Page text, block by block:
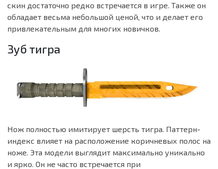
скин достаточно редко встречается в игре. Также он
обладает весьма небольшой ценой, что и делает его
привлекательным для многих новичков.
Зуб тигра
Нож полностью имитирует шерсть тигра. Паттерн-
индекс влияет на расположение коричневых полос на
ноже. Эта модели выглядит максимально уникально
и ярко. Он не часто встречается при